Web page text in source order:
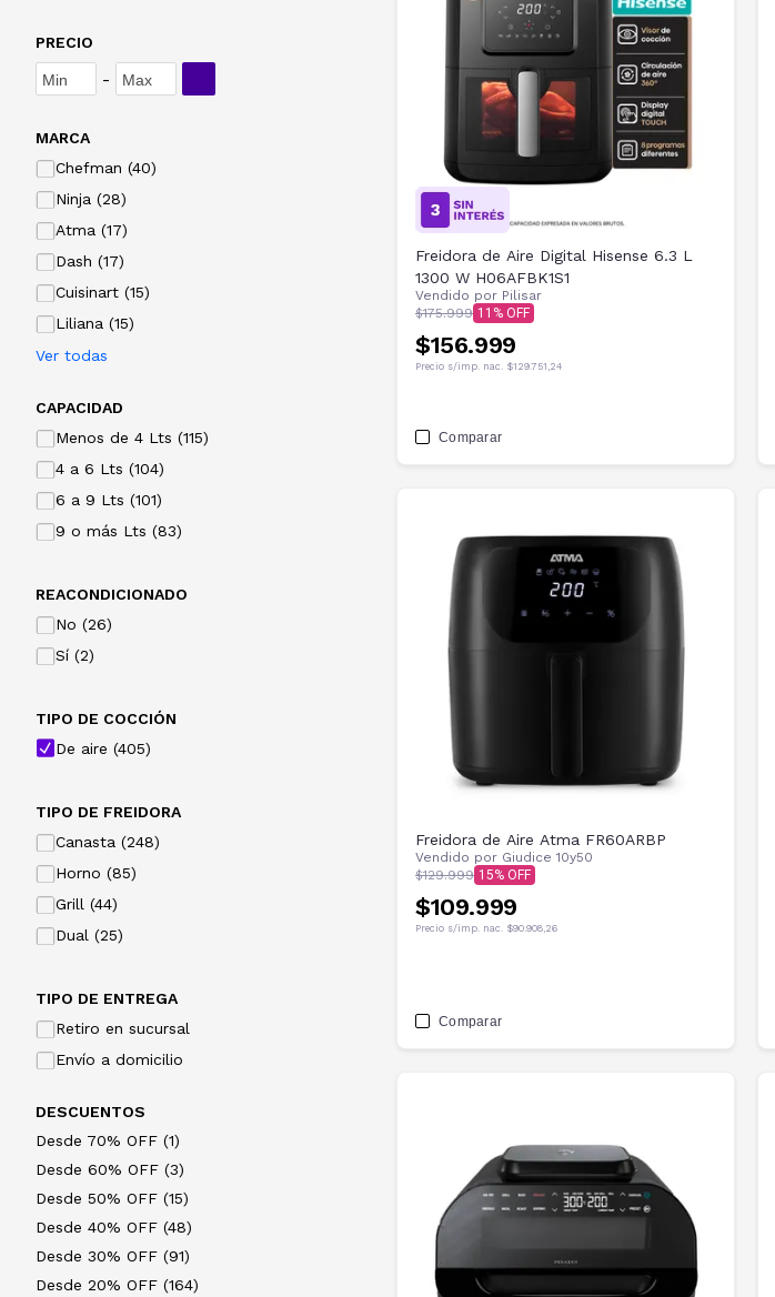
PRECIO
-
MARCA
Chefman (40)
Ninja (28)
Atma (17)
Dash (17)
Cuisinart (15)
Liliana (15)
Ver todas
CAPACIDAD
Menos de 4 Lts (115)
4 a 6 Lts (104)
6 a 9 Lts (101)
9 o más Lts (83)
REACONDICIONADO
No (26)
Sí (2)
TIPO DE COCCIÓN
De aire (405)
TIPO DE FREIDORA
Canasta (248)
Horno (85)
Grill (44)
Dual (25)
TIPO DE ENTREGA
Retiro en sucursal
Envío a domicilio
DESCUENTOS
Desde 70% OFF (1)
Desde 60% OFF (3)
Desde 50% OFF (15)
Desde 40% OFF (48)
Desde 30% OFF (91)
Desde 20% OFF (164)
Freidora de Aire Digital Hisense 6.3 L
1300 W H06AFBK1S1
Vendido por Pilisar
$175.999 11
$156.999
Precio s/imp. nac. $129.751,24
Comparar
Freidora de Aire Atma FR60ARBP
Vendido por Giudice 10y50
$129.999 15
$109.999
Precio s/imp. nac. $90.908,26
Comparar